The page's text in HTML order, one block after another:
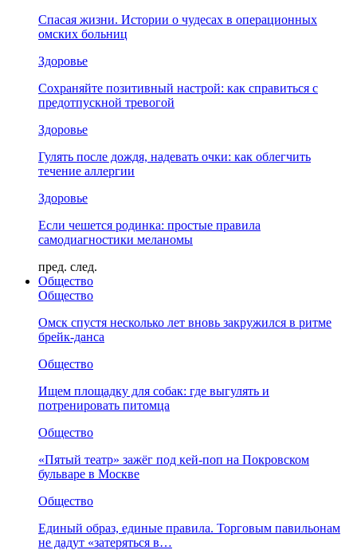
Спасая жизни. Истории о чудесах в операционных
омских больниц
Здоровье
Сохраняйте позитивный настрой: как справиться с
предотпускной тревогой
Здоровье
Гулять после дождя, надевать очки: как облегчить
течение аллергии
Здоровье
Если чешется родинка: простые правила
самодиагностики меланомы
пред. след.
Общество
Общество
Омск спустя несколько лет вновь закружился в ритме
брейк-данса
Общество
Ищем площадку для собак: где выгулять и
потренировать питомца
Общество
«Пятый театр» зажёг под кей-поп на Покровском
бульваре в Москве
Общество
Единый образ, единые правила. Торговым павильонам
не дадут «затеряться в…